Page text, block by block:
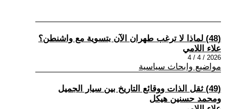
(48) لماذا لا ترغب طهران الآن بتسوية مع واشنطن؟
علاء اللامي
2026 / 4 / 4
مواضيع وابحاث سياسية
(49) ثقل الذات ووقائع التاريخ بين سيار الجميل
ومحمد حسنين هيكل